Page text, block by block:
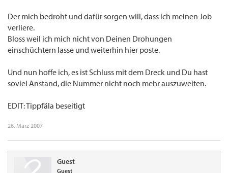
Der mich bedroht und dafür sorgen will, dass ich meinen Job
verliere.
Bloss weil ich mich nicht von Deinen Drohungen
einschüchtern lasse und weiterhin hier poste.
Und nun hoffe ich, es ist Schluss mit dem Dreck und Du hast
soviel Anstand, die Nummer nicht noch mehr auszuweiten.
EDIT: Tippfäla beseitigt
26. März 2007
Guest
Guest